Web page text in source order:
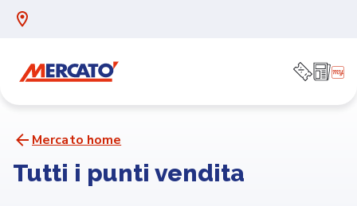
Mercato home
Tutti i punti vendita